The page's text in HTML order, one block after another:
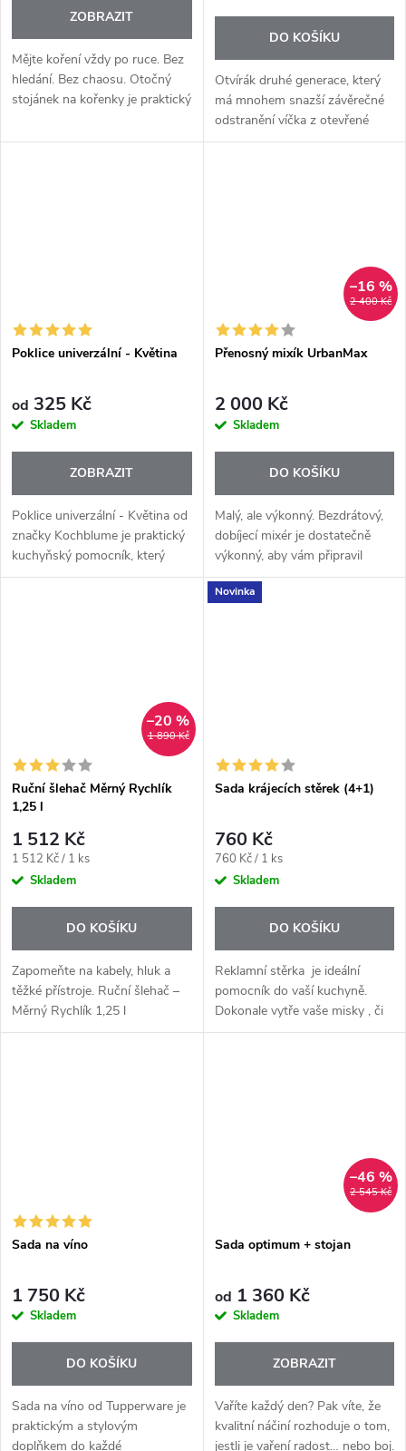
ZOBRAZIT
Mějte koření vždy po ruce. Bez
hledání. Bez chaosu. Otočný
stojánek na kořenky je praktický
přehled a pořádek do kuchyně.
DO KOŠÍKU
Otvírák druhé generace, který
má mnohem snazší závěrečné
odstranění víčka z otevřené
konzervy. Jedinečný systém na
Poklice univerzální - Květina
od 325 Kč
Skladem
ZOBRAZIT
Poklice univerzální - Květina od
značky Kochblume je praktický
kuchyňský pomocník, který
zabrání přetečení, připálení i
2 400 Kč
–16 %
Přenosný mixík UrbanMax
2 000 Kč
Skladem
DO KOŠÍKU
Malý, ale výkonný. Bezdrátový,
dobíjecí mixér je dostatečně
výkonný, aby vám připravil
smoothie již za 40 vteřin.
Dokáže rozmixovat ingredience
1 890 Kč
–20 %
Ruční šlehač Měrný Rychlík
1,25 l
1 512 Kč
Měrná
cena:
1 512 Kč / 1 ks
Skladem
DO KOŠÍKU
Zapomeňte na kabely, hluk a
těžké přístroje. Ruční šlehač –
Měrný Rychlík 1,25 l
Tupperware je chytrý
Novinka
Sada krájecích stěrek (4+1)
760 Kč
Měrná
cena:
760 Kč / 1 ks
Skladem
DO KOŠÍKU
Reklamní stěrka je ideální
pomocník do vaší kuchyně.
Dokonale vytře vaše misky , či
nakrájí dort, bez poničení
Sada na víno
1 750 Kč
Skladem
DO KOŠÍKU
Sada na víno od Tupperware je
praktickým a stylovým
doplňkem do každé
2 545 Kč
–46 %
Sada optimum + stojan
od 1 360 Kč
Skladem
ZOBRAZIT
Vaříte každý den? Pak víte, že
kvalitní náčiní rozhoduje o tom,
jestli je vaření radost… nebo boj.